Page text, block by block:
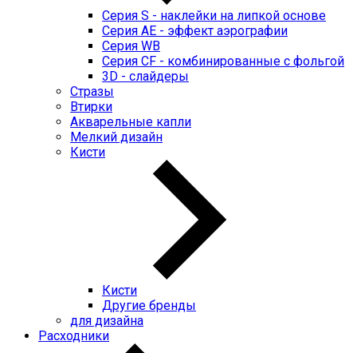
Серия S - наклейки на липкой основе
Серия AE - эффект аэрографии
Серия WB
Серия CF - комбинированные с фольгой
3D - слайдеры
Стразы
Втирки
Акварельные капли
Мелкий дизайн
Кисти
Кисти
Другие бренды
для дизайна
Расходники